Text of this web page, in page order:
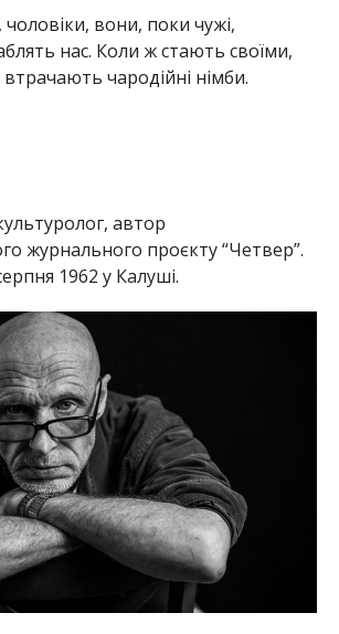
чоловіки, вони, поки чужі,
нас. Коли ж стають своїми,
чародійні німби.
автор
журнального проєкту “Четвер”.
1962 у Калуші.